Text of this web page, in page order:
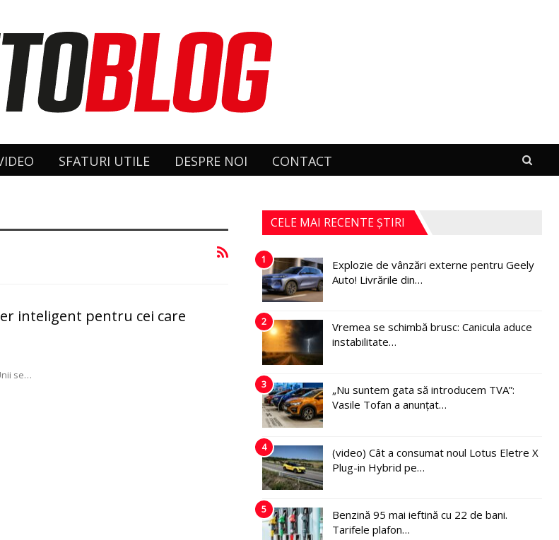
SFATURI UTILE DESPRE NOI CONTACT
inteligent pentru cei care
se…
CELE MAI RECENTE ȘTIRI
1
Explozie de vânzări externe pentru Geely
Auto! Livrările din…
2
Vremea se schimbă brusc: Canicula aduce
instabilitate…
3
„Nu suntem gata să introducem TVA”:
Vasile Tofan a anunțat…
4
(video) Cât a consumat noul Lotus Eletre X
Plug-in Hybrid pe…
5
Benzină 95 mai ieftină cu 22 de bani.
Tarifele plafon…